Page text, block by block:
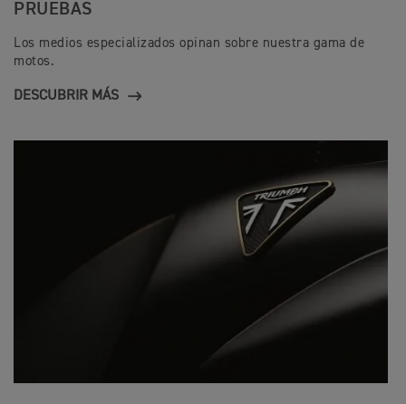
PRUEBAS
Los medios especializados opinan sobre nuestra gama de
motos.
DESCUBRIR MÁS